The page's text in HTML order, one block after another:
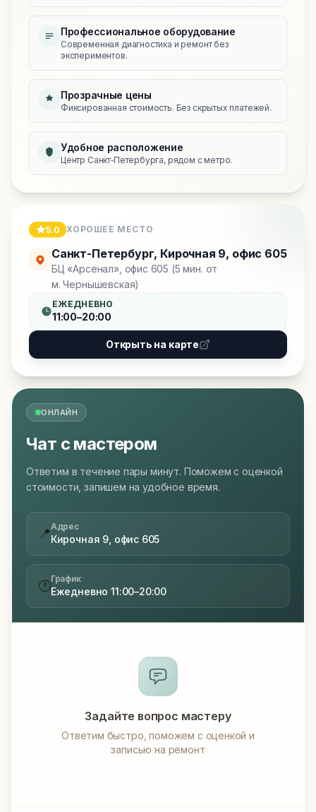
Профессиональное оборудование
Современная диагностика и ремонт без
экспериментов.
Прозрачные цены
Фиксированная стоимость. Без скрытых платежей.
Удобное расположение
Центр Санкт‑Петербурга, рядом с метро.
5.0 ХОРОШЕЕ МЕСТО
Санкт-Петербург, Кирочная 9, офис 605
БЦ «Арсенал», офис 605 (5 мин. от
м. Чернышевская)
ЕЖЕДНЕВНО
11:00–20:00
Открыть на карте
ОНЛАЙН
Чат с мастером
Ответим в течение пары минут. Поможем с оценкой
стоимости, запишем на удобное время.
📍Адрес
Кирочная 9, офис 605
🕐График
Ежедневно 11:00–20:00
Задайте вопрос мастеру
Ответим быстро, поможем с оценкой и
записью на ремонт